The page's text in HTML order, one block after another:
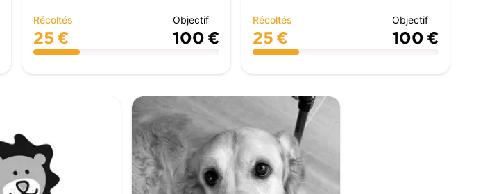
Récoltés
25 €
Objectif
100 €
Récoltés
25 €
Objectif
100 €